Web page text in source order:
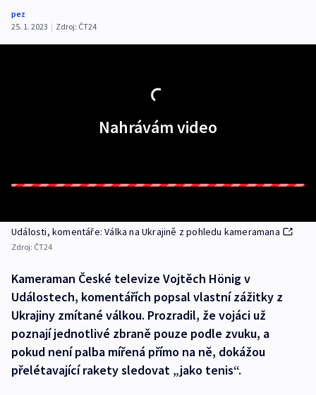
pez
25. 1. 2023 | Zdroj: ČT24
Nahrávám video
Události, komentáře: Válka na Ukrajině z pohledu kameramana
Zdroj: ČT24
Kameraman České televize Vojtěch Hönig v
Událostech, komentářích popsal vlastní zážitky z
Ukrajiny zmítané válkou. Prozradil, že vojáci už
poznají jednotlivé zbraně pouze podle zvuku, a
pokud není palba mířená přímo na ně, dokážou
přelétavající rakety sledovat „jako tenis“.